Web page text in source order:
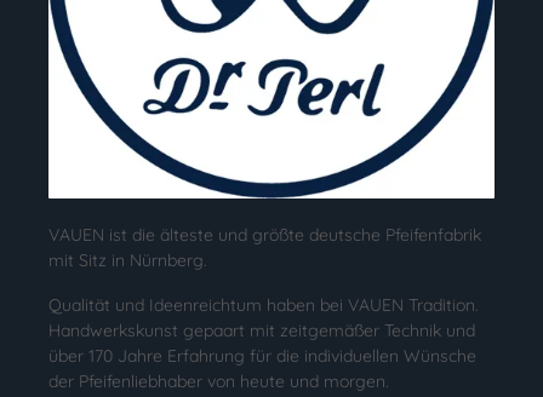
VAUEN ist die älteste und größte deutsche Pfeifenfabrik
mit Sitz in Nürnberg.
Qualität und Ideenreichtum haben bei VAUEN Tradition.
Handwerkskunst gepaart mit zeitgemäßer Technik und
über 170 Jahre Erfahrung für die individuellen Wünsche
der Pfeifenliebhaber von heute und morgen.